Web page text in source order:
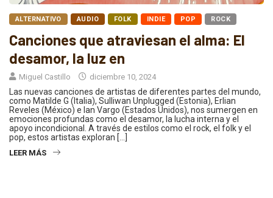
ALTERNATIVO AUDIO FOLK INDIE POP ROCK
Canciones que atraviesan el alma: El
desamor, la luz en
Miguel Castillo diciembre 10, 2024
Las nuevas canciones de artistas de diferentes partes del mundo,
como Matilde G (Italia), Sulliwan Unplugged (Estonia), Erlian
Reveles (México) e Ian Vargo (Estados Unidos), nos sumergen en
emociones profundas como el desamor, la lucha interna y el
apoyo incondicional. A través de estilos como el rock, el folk y el
pop, estos artistas exploran […]
LEER MÁS